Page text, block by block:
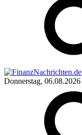
Donnerstag, 06.08.2026